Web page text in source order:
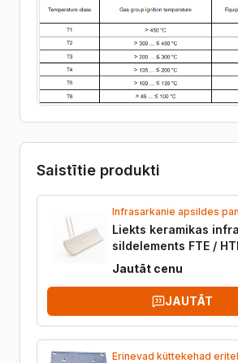
Saistītie produkti
Infrasarkanie apsildes
Liekts keramikas
sildelements FTE /
Jautāt cenu
JAUTĀT
Erinevad küttekehad